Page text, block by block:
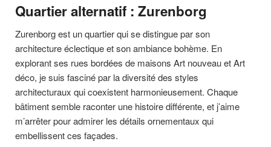
Quartier alternatif : Zurenborg
Zurenborg est un quartier qui se distingue par son
architecture éclectique et son ambiance bohème. En
explorant ses rues bordées de maisons Art nouveau et Art
déco, je suis fasciné par la diversité des styles
architecturaux qui coexistent harmonieusement. Chaque
bâtiment semble raconter une histoire différente, et j’aime
m’arrêter pour admirer les détails ornementaux qui
embellissent ces façades.